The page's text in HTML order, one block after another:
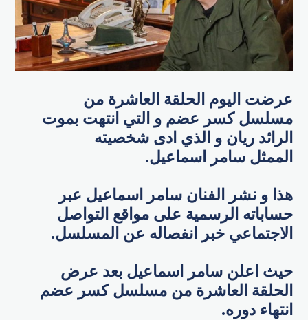
عرضت اليوم الحلقة العاشرة من
مسلسل كسر عضم و التي انتهت بموت
الرائد ريان و الذي ادى شخصيته
الممثل سامر اسماعيل.
هذا و نشر الفنان سامر اسماعيل عبر
حساباته الرسمية على مواقع التواصل
الاجتماعي خبر انفصاله عن المسلسل.
حيث اعلن سامر اسماعيل بعد عرض
الحلقة العاشرة من مسلسل كسر عضم
انتهاء دوره.